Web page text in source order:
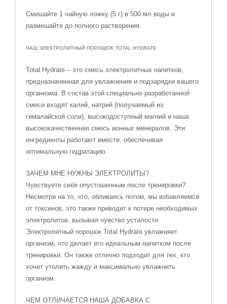
Смешайте 1 чайную ложку (5 г) в 500 мл воды и
размешайте до полного растворения.
НАШ ЭЛЕКТРОЛИТНЫЙ ПОРОШОК TOTAL HYDRATE
Total Hydrate – это смесь электролитных напитков,
предназначенная для увлажнения и подзарядки вашего
организма. В состав этой специально разработанной
смеси входят калий, натрий (получаемый из
гималайской соли), высокодоступный магний и наша
высококачественная смесь ионных минералов. Эти
ингредиенты работают вместе, обеспечивая
оптимальную гидратацию.
ЗАЧЕМ МНЕ НУЖНЫ ЭЛЕКТРОЛИТЫ?
Чувствуете себя опустошенным после тренировки?
Несмотря на то, что, обливаясь потом, мы избавляемся
от токсинов, это также приводит к потере необходимых
электролитов, вызывая чувство усталости.
Электролитный порошок Total Hydrate увлажняет
организм, что делает его идеальным напитком после
тренировки. Он также отлично подходит для тех, кто
хочет утолить жажду и максимально увлажнить
организм.
ЧЕМ ОТЛИЧАЕТСЯ НАША ДОБАВКА С